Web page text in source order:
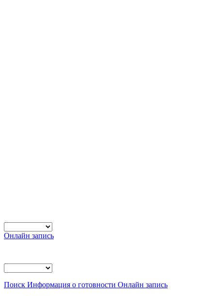
Онлайн запись
Поиск Информация о готовности Онлайн запись